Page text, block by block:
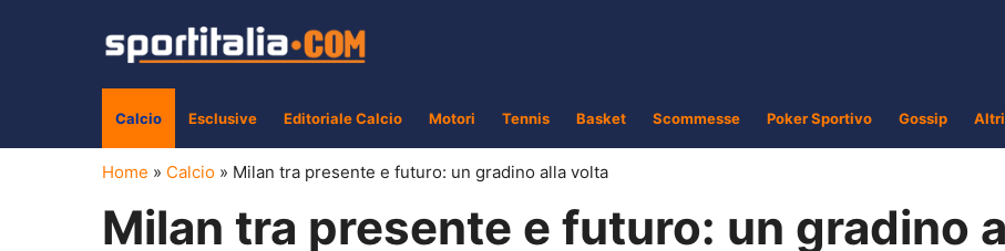
Calcio Esclusive Editoriale Calcio Motori Tennis Basket Scommesse Poker Sportivo Gossip
Home » Calcio » Milan tra presente e futuro: un gradino alla volta
Milan tra presente e futuro: un gradino